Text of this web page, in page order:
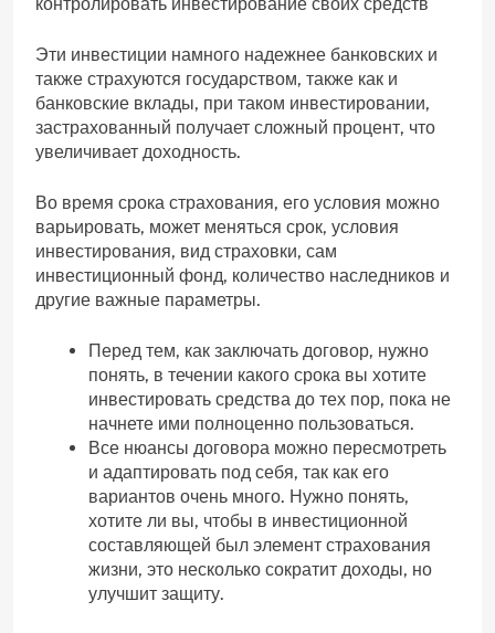
контролировать инвестирование своих средств
Эти инвестиции намного надежнее банковских и
также страхуются государством, также как и
банковские вклады, при таком инвестировании,
застрахованный получает сложный процент, что
увеличивает доходность.
Во время срока страхования, его условия можно
варьировать, может меняться срок, условия
инвестирования, вид страховки, сам
инвестиционный фонд, количество наследников и
другие важные параметры.
Перед тем, как заключать договор, нужно
понять, в течении какого срока вы хотите
инвестировать средства до тех пор, пока не
начнете ими полноценно пользоваться.
Все нюансы договора можно пересмотреть
и адаптировать под себя, так как его
вариантов очень много. Нужно понять,
хотите ли вы, чтобы в инвестиционной
составляющей был элемент страхования
жизни, это несколько сократит доходы, но
улучшит защиту.